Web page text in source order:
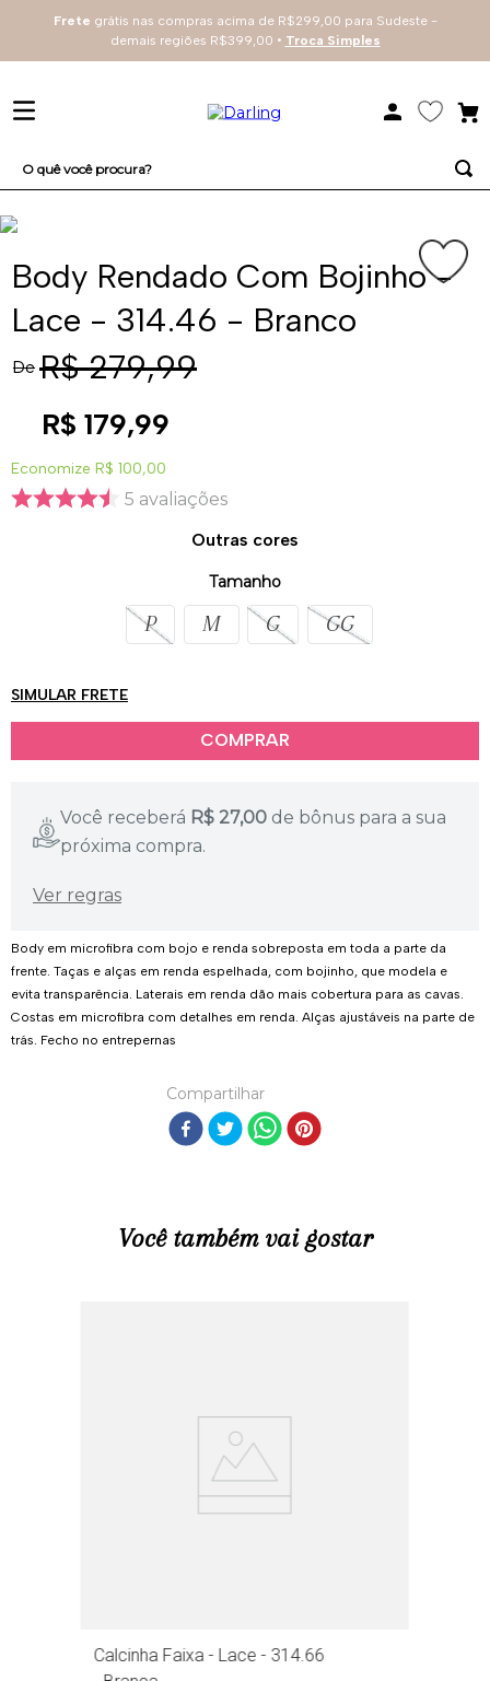
Frete grátis nas compras acima de R$299,00 para Sudeste -
demais regiões R$399,00 • Troca Simples
Body Rendado Com Bojinho -
Lace - 314.46 - Branco
De R$ 279,99
R$ 179,99
Economize R$ 100,00
5 avaliações
Outras cores
Tamanho
P M G GG
SIMULAR FRETE
Você receberá R$27,00 de bônus para a sua
próxima compra.
Ver regras
Body em microfibra com bojo e renda sobreposta em toda a parte da
frente. Taças e alças em renda espelhada, com bojinho, que modela e
evita transparência. Laterais em renda dão mais cobertura para as cavas.
Costas em microfibra com detalhes em renda. Alças ajustáveis na parte de
trás. Fecho no entrepernas
Compartilhar
Você também vai gostar
Calcinha Faixa - Lace - 314.66
º
3º renda
4º tecno